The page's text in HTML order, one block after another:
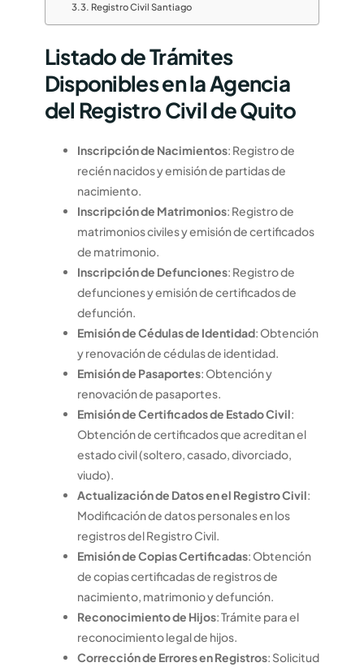
Registro Civil Santiago
Listado de Trámites
Disponibles en la Agencia
del Registro Civil de Quito
Inscripción de Nacimientos: Registro de
recién nacidos y emisión de partidas de
nacimiento.
Inscripción de Matrimonios: Registro de
matrimonios civiles y emisión de certificados
de matrimonio.
Inscripción de Defunciones: Registro de
defunciones y emisión de certificados de
defunción.
Emisión de Cédulas de Identidad: Obtención
y renovación de cédulas de identidad.
Emisión de Pasaportes: Obtención y
renovación de pasaportes.
Emisión de Certificados de Estado Civil:
Obtención de certificados que acreditan el
estado civil (soltero, casado, divorciado,
viudo).
Actualización de Datos en el Registro Civil:
Modificación de datos personales en los
registros del Registro Civil.
Emisión de Copias Certificadas: Obtención
de copias certificadas de registros de
nacimiento, matrimonio y defunción.
Reconocimiento de Hijos: Trámite para el
reconocimiento legal de hijos.
Corrección de Errores en Registros: Solicitud